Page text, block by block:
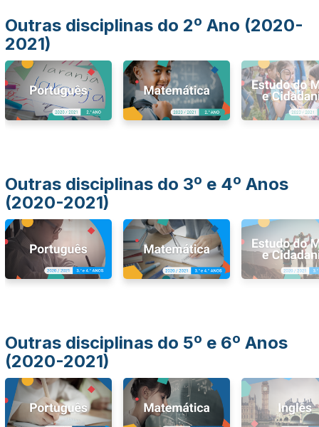
Outras disciplinas do 2º Ano (2020-
2021)
Outras disciplinas do 3º e 4º Anos
(2020-2021)
Outras disciplinas do 5º e 6º Anos
(2020-2021)